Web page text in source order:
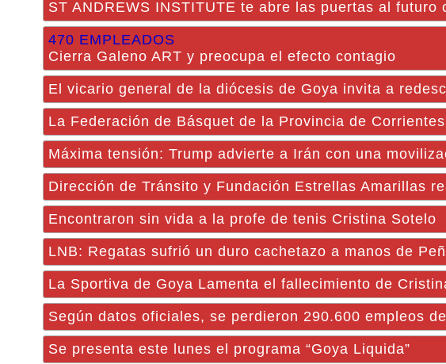
ST ANDREWS INSTITUTE te abre las puertas al
470 EMPLEADOS
Cierra Galeno ART y preocupa el efecto contagio
El vicario general de la diócesis de Goya invita a
La Federación de Básquet de la Provincia de
Máxima tensión: Trump advierte a Irán con una
Dirección de Tránsito y Fundación Estrellas Amarillas
Encontraron sin vida a la profe de tenis Cristina Sotelo
LNB: Regatas sufrió un duro cachetazo a manos de
La Sportiva de Goya Lamenta el fallecimiento de
Según datos oficiales, se perdieron 290.600 empleos
Se presenta este lunes el programa “Goya Liquida”